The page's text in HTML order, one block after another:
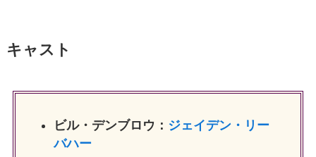
キャスト
ビル・デンブロウ： ジェイデン・リー
バハー